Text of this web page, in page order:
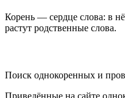
Корень — сердце слова: в
растут родственные слова.
Поиск однокоренных и
Приведённые на сайте